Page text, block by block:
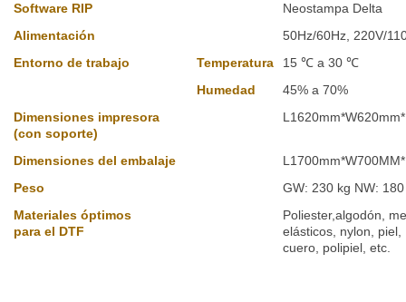
Software RIP
Neostampa Delta
Alimentación
50Hz/60Hz, 220V/
Entorno de trabajo
Temperatura
15 ℃ a 30 ℃
Humedad
45% a 70%
Dimensiones impresora
(con soporte)
Dimensiones del embalaje
Peso
GW: 230 kg NW:
Materiales óptimos
para el DTF
Poliester,algodón,
elásticos, nylon, piel,
cuero, polipiel, etc.